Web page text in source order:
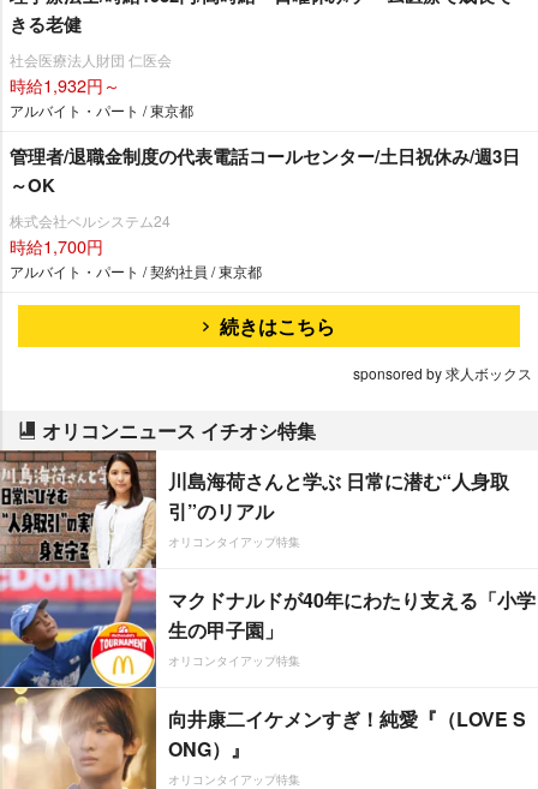
きる老健
社会医療法人財団 仁医会
時給1,932円～
アルバイト・パート / 東京都
管理者/退職金制度の代表電話コールセンター/土日祝休み/週3日
～OK
株式会社ベルシステム24
時給1,700円
アルバイト・パート / 契約社員 / 東京都
続きはこちら
sponsored by 求人ボックス
オリコンニュース イチオシ特集
川島海荷さんと学ぶ 日常に潜む“人身取
引”のリアル
オリコンタイアップ特集
マクドナルドが40年にわたり支える「小学
生の甲子園」
オリコンタイアップ特集
向井康二イケメンすぎ！純愛『（LOVE S
ONG）』
オリコンタイアップ特集